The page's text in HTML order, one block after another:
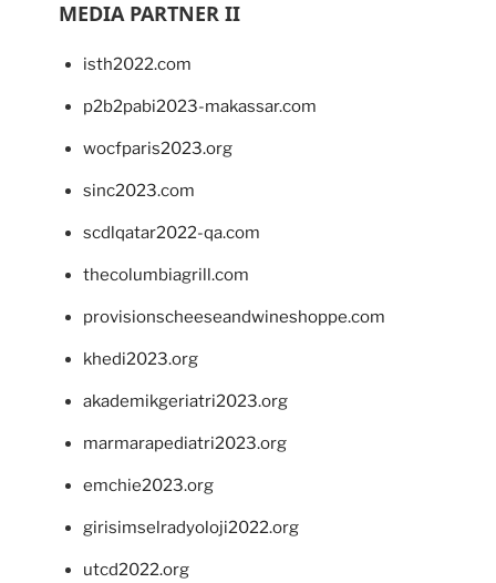
MEDIA PARTNER II
isth2022.com
p2b2pabi2023-makassar.com
wocfparis2023.org
sinc2023.com
scdlqatar2022-qa.com
thecolumbiagrill.com
provisionscheeseandwineshoppe.com
khedi2023.org
akademikgeriatri2023.org
marmarapediatri2023.org
emchie2023.org
girisimselradyoloji2022.org
utcd2022.org